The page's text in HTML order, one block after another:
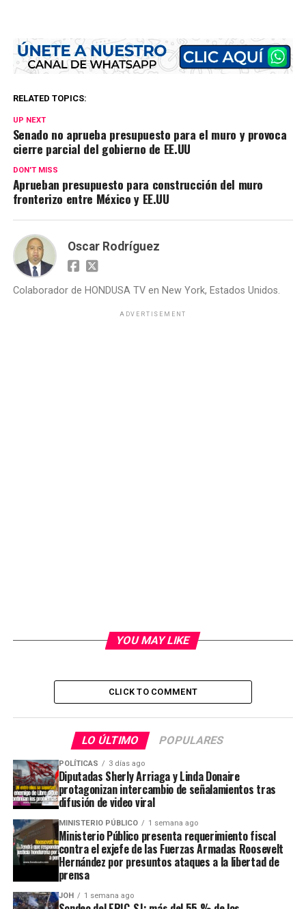
RELATED TOPICS:
UP NEXT
Senado no aprueba presupuesto para el muro y provoca
cierre parcial del gobierno de EE.UU
DON'T MISS
Aprueban presupuesto para construcción del muro
fronterizo entre México y EE.UU
Oscar Rodríguez
Colaborador de HONDUSA TV en New York, Estados Unidos.
ADVERTISEMENT
YOU MAY LIKE
CLICK TO COMMENT
LO ÚLTIMO POPULARES
POLÍTICAS 3 días ago
Diputadas Sherly Arriaga y Linda Donaire
protagonizan intercambio de señalamientos tras
difusión de video viral
MINISTERIO PÚBLICO 1 semana ago
Ministerio Público presenta requerimiento fiscal
contra el exjefe de las Fuerzas Armadas Roosevelt
Hernández por presuntos ataques a la libertad de
prensa
JOH 1 semana ago